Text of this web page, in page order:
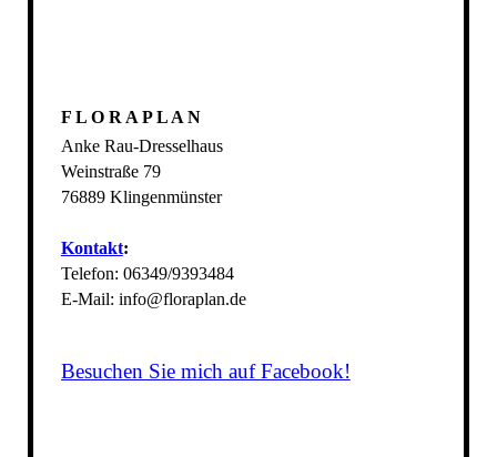
F L O R A P L A N
Anke Rau-Dresselhaus
Weinstraße 79
76889 Klingenmünster
Kontakt:
Telefon: 06349/9393484
E-Mail: info@floraplan.de
Besuchen Sie mich auf Facebook!